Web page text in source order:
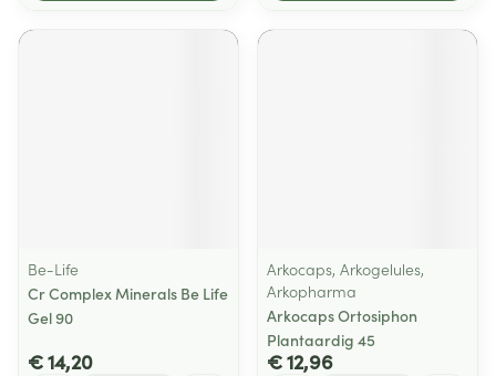
Be-Life
Cr Complex Minerals Be Life
Gel 90
€ 14,20
Arkocaps, Arkogelules,
Arkopharma
Arkocaps Ortosiphon
Plantaardig 45
€ 12,96